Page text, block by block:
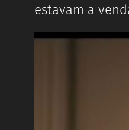
estavam a